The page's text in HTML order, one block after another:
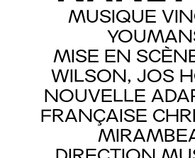
JEUNES
POUR TOUS
PRATIQUE
LE BAR
MUSIQUE
MISE EN
WILSON, JOS
NOUVELLE
FRANÇAISE